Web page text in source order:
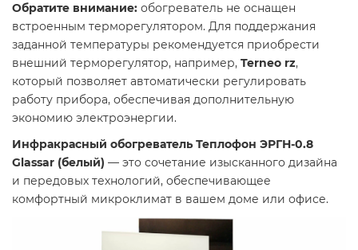
Обратите внимание: обогреватель не оснащен
встроенным терморегулятором. Для поддержания
заданной температуры рекомендуется приобрести
внешний терморегулятор, например, Terneo rz,
который позволяет автоматически регулировать
работу прибора, обеспечивая дополнительную
экономию электроэнергии.​
Инфракрасный обогреватель Теплофон ЭРГН-0.8
Glassar (белый) — это сочетание изысканного дизайна
и передовых технологий, обеспечивающее
комфортный микроклимат в вашем доме или офисе.